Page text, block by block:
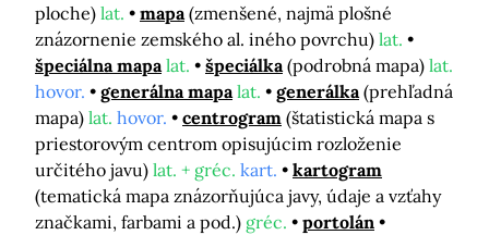
ploche) lat. mapa (zmenšené, najmä plošné
znázornenie zemského al. iného povrchu) lat.
špeciálna mapa lat. špeciálka (podrobná mapa) lat.
hovor.
generálna mapa lat. generálka (prehľadná
mapa) lat. hovor. centrogram (štatistická mapa s
priestorovým centrom opisujúcim rozloženie
určitého javu) lat. + gréc. kart.
kartogram
(tematická mapa znázorňujúca javy, údaje a vzťahy
značkami, farbami a pod.) gréc.
portolán